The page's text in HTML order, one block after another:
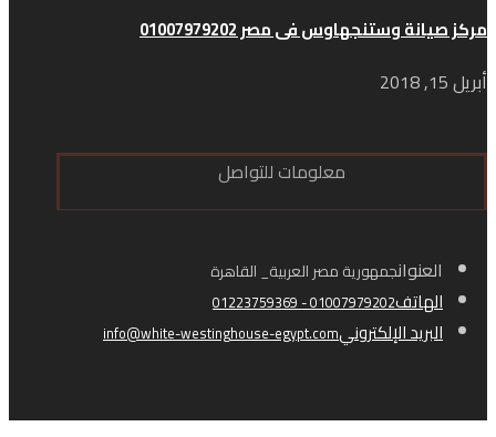
مركز صيانة وستنجهاوس فى مصر 01007979202
أبريل 15, 2018
معلومات للتواصل
العنوانجمهورية مصر العربية_ القاهرة
الهاتف01007979202 - 01223759369
البريد الإلكترونيinfo@white-westinghouse-egypt.com